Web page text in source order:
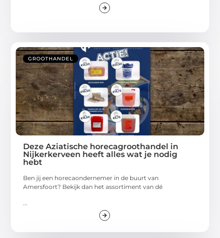
GROOTHANDEL
Deze Aziatische horecagroothandel in
Nijkerkerveen heeft alles wat je nodig
hebt
Ben jij een horecaondernemer in de buurt van
Amersfoort? Bekijk dan het assortiment van dé